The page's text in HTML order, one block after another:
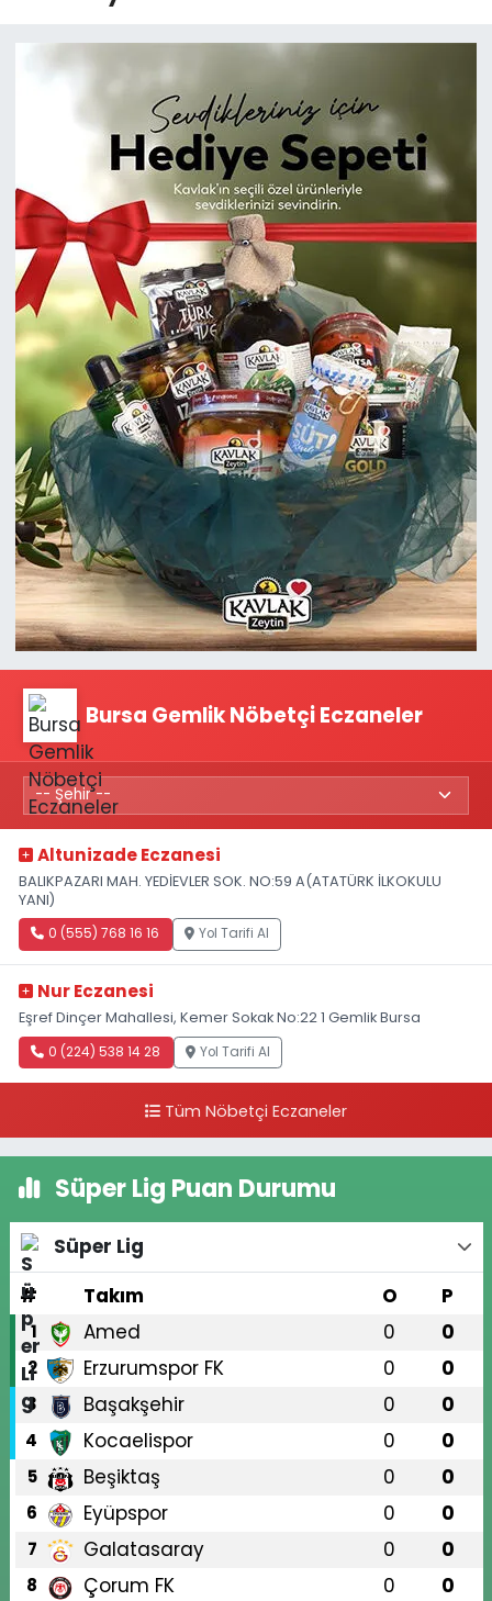
Bursa Gemlik Nöbetçi Eczaneler
Altunizade Eczanesi
BALIKPAZARI MAH. YEDİEVLER SOK. NO:59 A(ATATÜRK İLKOKULU
YANI)
0 (555) 768 16 16 Yol Tarifi Al
Nur Eczanesi
Eşref Dinçer Mahallesi, Kemer Sokak No:22 1 Gemlik Bursa
0 (224) 538 14 28 Yol Tarifi Al
Tüm Nöbetçi Eczaneler
Süper Lig Puan Durumu
Süper Lig
#
Takım O P
1 Amed 0 0
2 Erzurumspor FK 0 0
3 Başakşehir 0 0
4 Kocaelispor 0 0
5 Beşiktaş 0 0
6 Eyüpspor 0 0
7 Galatasaray 0 0
8 Çorum FK 0 0